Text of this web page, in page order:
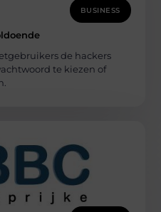
BUSINESS
de hackers
te kiezen of